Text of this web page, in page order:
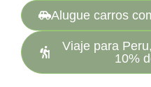
Alugue carros
Viaje para
10%